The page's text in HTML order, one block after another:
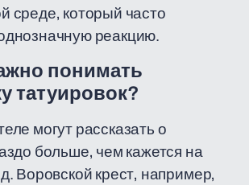
среде, который часто
реакцию.
понимать
татуировок?
могут рассказать о
больше, чем кажется на
Воровской крест, например,